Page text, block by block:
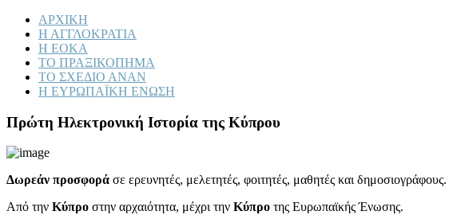
ΑΡΧΙΚΗ
Η ΑΓΓΛΟΚΡΑΤΙΑ
Η ΕΟΚΑ
ΤΟ ΠΡΑΞΙΚΟΠΗΜΑ
ΤΟ ΣΧΕΔΙΟ ΑΝΑΝ
Η ΕΥΡΩΠΑΪΚΗ ΕΝΩΣΗ
Πρώτη Ηλεκτρονική Ιστορία της Κύπρου
Δωρεάν προσφορά σε ερευνητές, μελετητές, φοιτητές, μαθητές και δημοσιογράφους.
Από την Κύπρο στην αρχαιότητα, μέχρι την Κύπρο της Ευρωπαϊκής Ένωσης.